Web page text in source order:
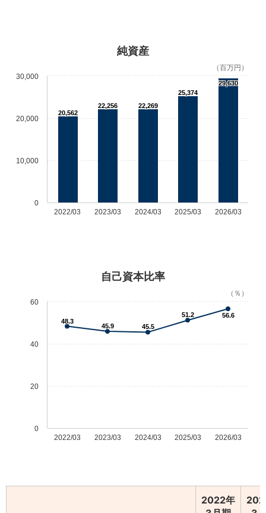
（百万円）
純資産
20,562
22,256 22,269
25,374
29,630
2022/03 2023/03 2024/03 2025/03 2026/03
0
10,000
20,000
30,000
（％）
自己資本比率
48.3
45.9 45.5
51.2 56.6
2022/03 2023/03 2024/03 2025/03 2026/03
0
20
40
60
2022年